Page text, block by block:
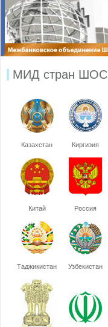
МИД стран ШОС
Казахстан Киргизия
Китай Россия
Таджикистан Узбекистан